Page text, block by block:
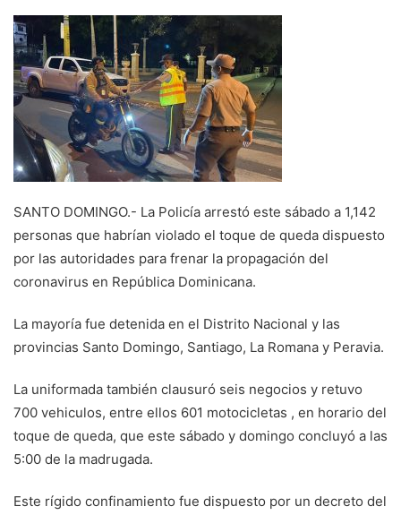
SANTO DOMINGO.- La Policía arrestó este sábado a 1,142
personas que habrían violado el toque de queda dispuesto
por las autoridades para frenar la propagación del
coronavirus en República Dominicana.
La mayoría fue detenida en el Distrito Nacional y las
provincias Santo Domingo, Santiago, La Romana y Peravia.
La uniformada también clausuró seis negocios y retuvo
700 vehiculos, entre ellos 601 motocicletas , en horario del
toque de queda, que este sábado y domingo concluyó a las
5:00 de la madrugada.
Este rígido confinamiento fue dispuesto por un decreto del